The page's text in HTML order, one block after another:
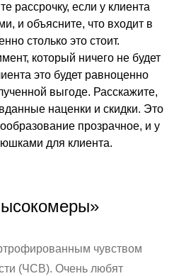
рассрочку, если у клиента
и объясните, что входит в
столько это стоит.
который ничего не будет
это будет равноценно
выгоде. Расскажите,
наценки и скидки. Это
прозрачное, и у
для клиента.
чувством
(ЧСВ). Очень любят